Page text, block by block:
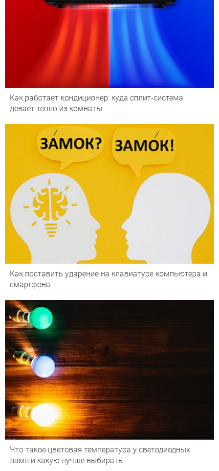
Как работает кондиционер: куда сплит-система
девает тепло из комнаты
Как поставить ударение на клавиатуре компьютера и
смартфона
Что такое цветовая температура у светодиодных
ламп и какую лучше выбирать